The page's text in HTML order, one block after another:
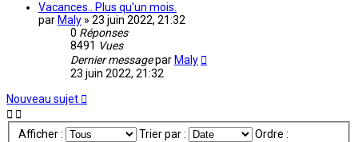
Vacances.. Plus qu'un mois.
par Maly » 23 juin 2022, 21:32
0 Réponses
8491 Vues
Dernier messagepar Maly
23 juin 2022, 21:32
Nouveau sujet
Afficher : Trier par : Ordre :